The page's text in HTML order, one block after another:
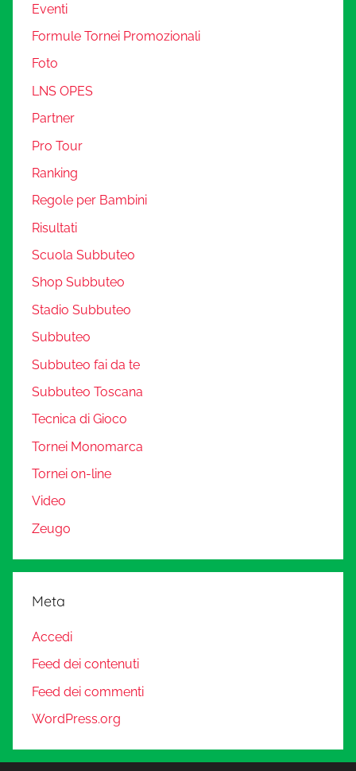
Eventi
Formule Tornei Promozionali
Foto
LNS OPES
Partner
Pro Tour
Ranking
Regole per Bambini
Risultati
Scuola Subbuteo
Shop Subbuteo
Stadio Subbuteo
Subbuteo
Subbuteo fai da te
Subbuteo Toscana
Tecnica di Gioco
Tornei Monomarca
Tornei on-line
Video
Zeugo
Meta
Accedi
Feed dei contenuti
Feed dei commenti
WordPress.org